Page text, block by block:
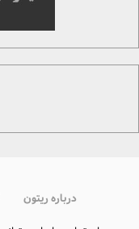
درباره ریتون